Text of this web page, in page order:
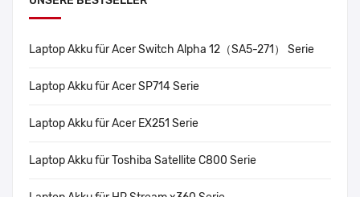
Laptop Akku für Acer Switch Alpha 12（SA5-271） Serie
Laptop Akku für Acer SP714 Serie
Laptop Akku für Acer EX251 Serie
Laptop Akku für Toshiba Satellite C800 Serie